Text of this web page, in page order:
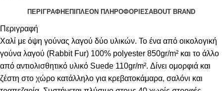
ΠΕΡΙΓΡΑΦΉ ΕΠΙΠΛΈΟΝ ΠΛΗΡΟΦΟΡΊΕΣABOUT BRAND
Περιγραφή
Χαλί με όψη γούνας λαγού δύο υλικών. Το ένα από οικολογική
γούνα λαγού (Rabbit Fur) 100% polyester 850gr/m² και το άλλο
από αντιολισθητικό υλικό Suede 110gr/m². Δίνει ομορφιά και
ζέστη στο χώρο κατάλληλο για κρεβατοκάμαρα, σαλόνι και